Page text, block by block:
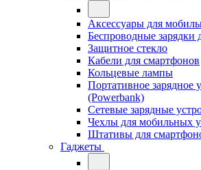
Аксессуары для
Беспроводные зарядки
Защитное стекло
Кабели для смартфонов
Кольцевые лампы
Портативное зарядное
(Powerbank)
Сетевые зарядные
Чехлы для мобильных
Штативы для
Гаджеты